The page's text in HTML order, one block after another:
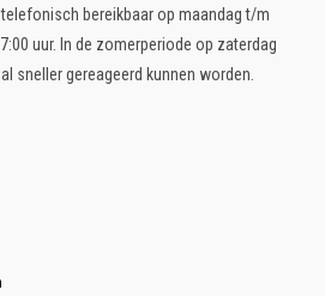
bereikbaar op maandag t/m
uur. In de zomerperiode op zaterdag
sneller gereageerd kunnen worden.